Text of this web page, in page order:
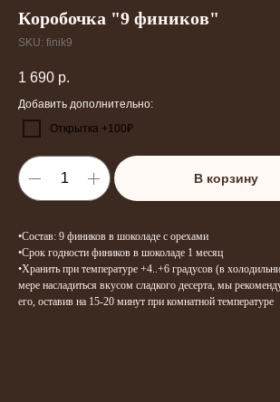
Коробочка "9 фиников"
SKU: finik9
1 690 р.
Добавить дополнительно:
Открытка +100₽
В корзину
•Состав: 9 фиников в шоколаде с орехами
•Срок годности фиников в шоколаде 1 месяц
•Хранить при температуре +4..+6 градусов (в
мере насладиться вкусом сладкого десерта, мы
его, оставив на 15-20 минут при комнатной температуре